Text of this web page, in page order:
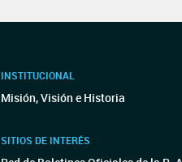
INSTITUCIONAL
Misión, Visión e Historia
SITIOS DE INTERÉS